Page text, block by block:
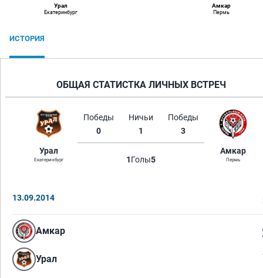
Урал
Екатеринбург
Амкар
Пермь
ИСТОРИЯ
ОБЩАЯ СТАТИСТКА ЛИЧНЫХ ВСТРЕЧ
Урал
Екатеринбург
Победы
0
Ничьи
1
Победы
3
1Голы5
Амкар
Пермь
13.09.2014
Амкар
Урал